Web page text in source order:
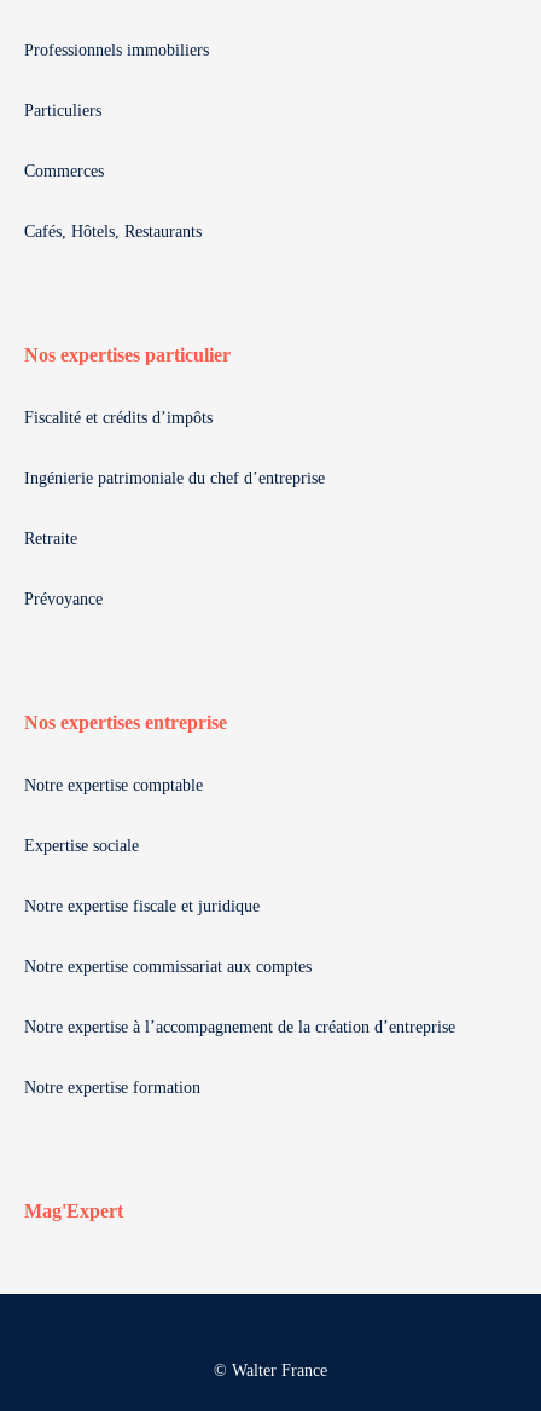
Professionnels immobiliers
Particuliers
Commerces
Cafés, Hôtels, Restaurants
Nos expertises particulier
Fiscalité et crédits d’impôts
Ingénierie patrimoniale du chef d’entreprise
Retraite
Prévoyance
Nos expertises entreprise
Notre expertise comptable
Expertise sociale
Notre expertise fiscale et juridique
Notre expertise commissariat aux comptes
Notre expertise à l’accompagnement de la création d’entreprise
Notre expertise formation
Mag'Expert
© Walter France